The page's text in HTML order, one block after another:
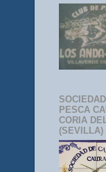
PESCA
CORIA
(SEVILLA)